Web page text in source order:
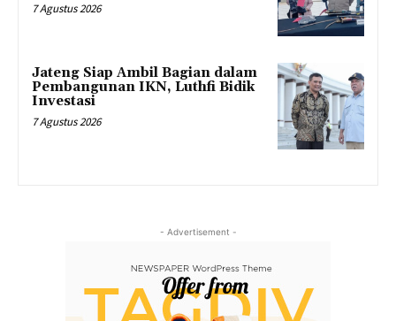
7 Agustus 2026
Jateng Siap Ambil Bagian dalam
Pembangunan IKN, Luthfi Bidik
Investasi
7 Agustus 2026
- Advertisement -